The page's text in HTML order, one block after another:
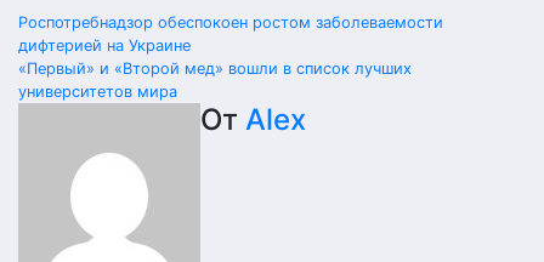
Навигация
по
Роспотребнадзор обеспокоен ростом заболеваемости
дифтерией на Украине
«Первый» и «Второй мед» вошли в список лучших
университетов мира
От Alex